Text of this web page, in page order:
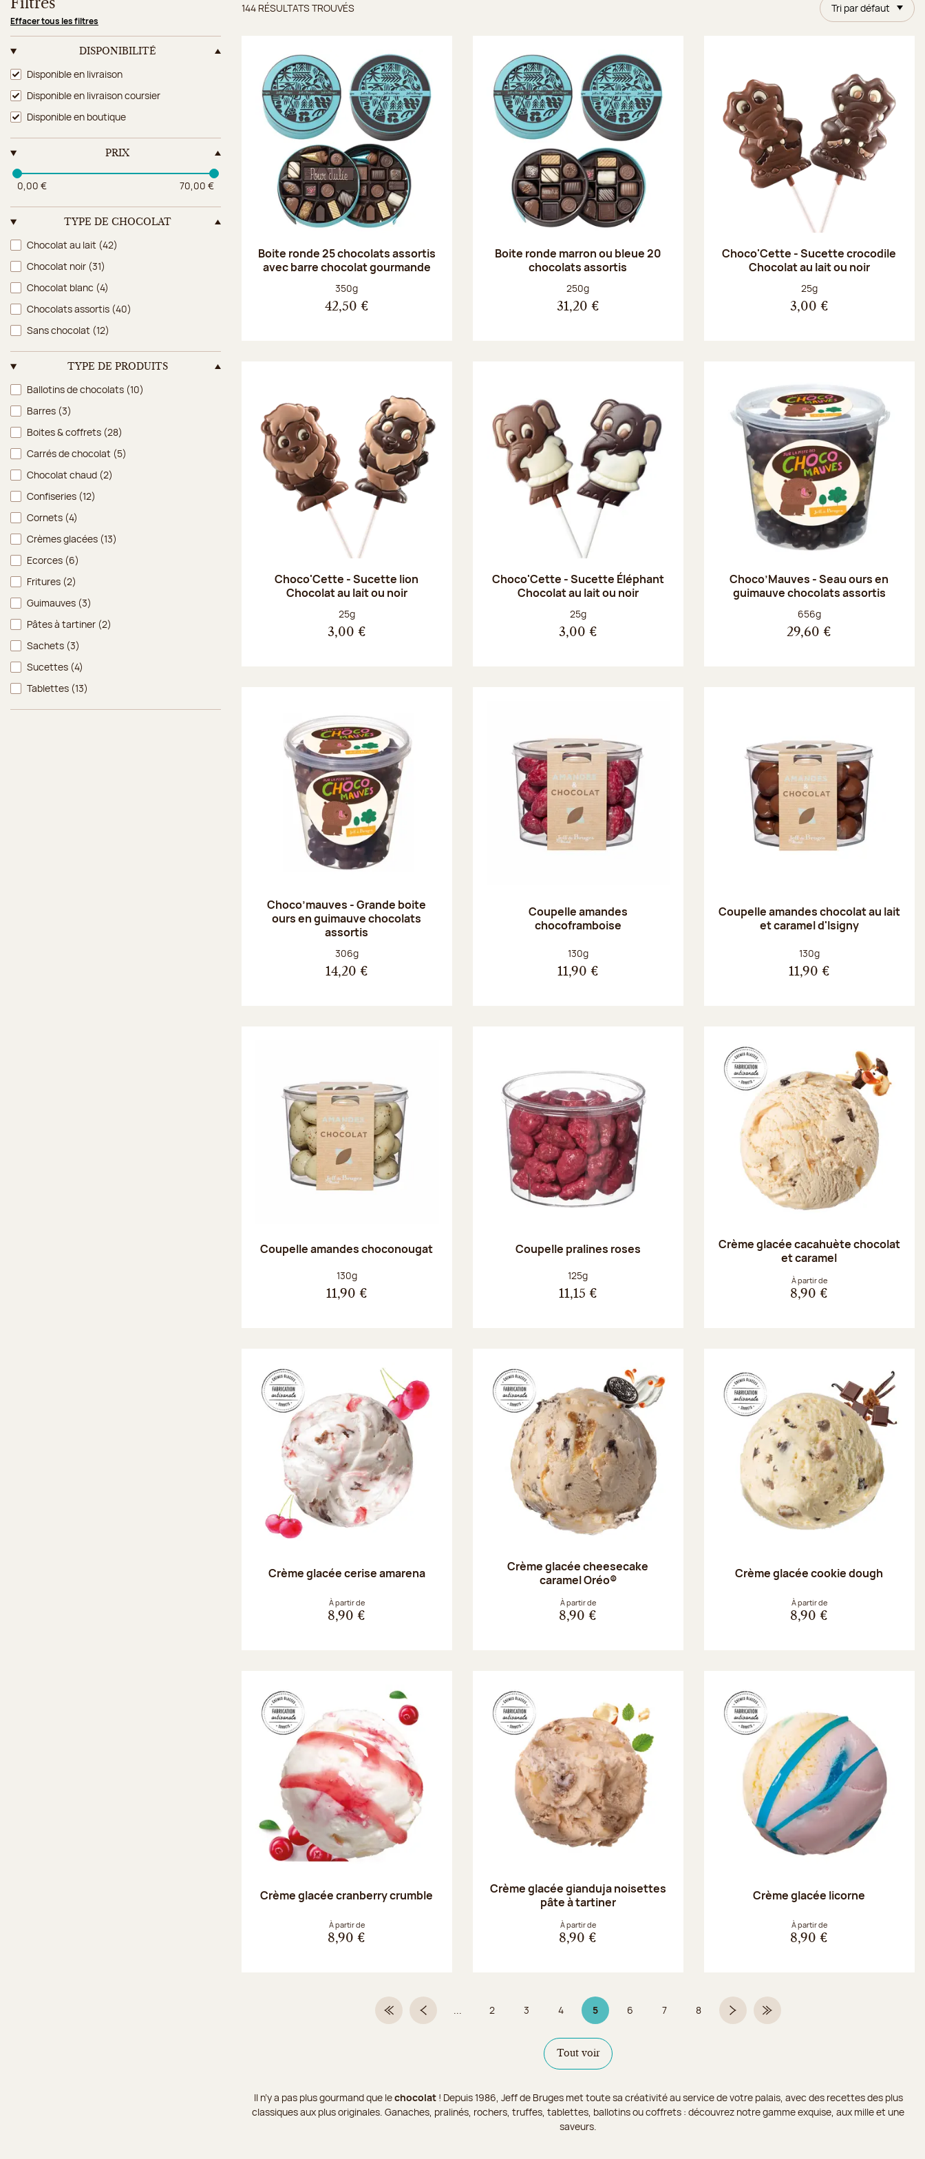
Filtres
Effacer tous les filtres
DISPONIBILITÉ
Disponibilité
Disponible en livraison
Disponible en livraison coursier
Disponible en boutique
PRIX
0,00 € 70,00 €
TYPE DE CHOCOLAT
Type de chocolat
Chocolat au lait (42)
Chocolat noir (31)
Chocolat blanc (4)
Chocolats assortis (40)
Sans chocolat (12)
TYPE DE PRODUITS
Type de produits
Ballotins de chocolats (10)
Barres (3)
Boites & coffrets (28)
Carrés de chocolat (5)
Chocolat chaud (2)
Confiseries (12)
Cornets (4)
Crèmes glacées (13)
Ecorces (6)
Fritures (2)
Guimauves (3)
Pâtes à tartiner (2)
Sachets (3)
Sucettes (4)
Tablettes (13)
Tri par défaut
Résultats trouvés
144 RÉSULTATS TROUVÉS
Boite ronde 25 chocolats assortis
avec barre chocolat gourmande
Poids net :
350g
42,50 €
Boite ronde marron ou bleue 20
chocolats assortis
Poids net :
250g
31,20 €
Choco'Cette - Sucette crocodile
Chocolat au lait ou noir
Poids net :
25g
3,00 €
Choco'Cette - Sucette lion
Chocolat au lait ou noir
Poids net :
25g
3,00 €
Choco'Cette - Sucette Éléphant
Chocolat au lait ou noir
Poids net :
25g
3,00 €
Choco’Mauves - Seau ours en
guimauve chocolats assortis
Poids net :
656g
29,60 €
Choco’mauves - Grande boite
ours en guimauve chocolats
assortis
Poids net :
306g
14,20 €
Coupelle amandes
chocoframboise
Poids net :
130g
11,90 €
Coupelle amandes chocolat au lait
et caramel d'Isigny
Poids net :
130g
11,90 €
Coupelle amandes choconougat
Poids net :
130g
11,90 €
Coupelle pralines roses
Poids net :
125g
11,15 €
Crème glacée cacahuète chocolat
et caramel
À partir de
8,90 €
Crème glacée cerise amarena
À partir de
8,90 €
Crème glacée cheesecake
caramel Oréo®
À partir de
8,90 €
Crème glacée cookie dough
À partir de
8,90 €
Crème glacée cranberry crumble
À partir de
8,90 €
Crème glacée gianduja noisettes
pâte à tartiner
À partir de
8,90 €
Crème glacée licorne
À partir de
8,90 €
Première pagePage précédente
... Page
2 Page
3 Page
4 5Page 5 sur 9
Page
6 Page
7 Page
8 Page suivanteDernière page
Tout voir
Il n’y a pas plus gourmand que lechocolat! Depuis 1986, Jeff de Bruges met toute sa créativité au service de votre palais, avec des recettes des plus
classiques aux plus originales. Ganaches, pralinés, rochers, truffes, tablettes, ballotins ou coffrets : découvrez notre gamme exquise, aux mille et une
saveurs.